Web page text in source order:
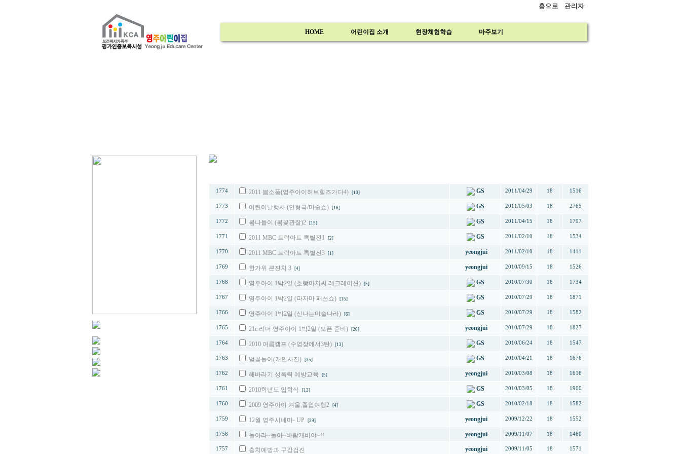
홈으로 관리자
HOME 어린이집 소개 현장체험학습 마주보기
1774 2011 봄소풍(영주아이허브힐즈가다4) [10] GS 2011/04/29 18 1516
1773 어린이날행사 (인형극/마술쇼) [16] GS 2011/05/03 18 2765
1772 봄나들이 (봄꽃관찰)2 [15] GS 2011/04/15 18 1797
1771 2011 MBC 트릭아트 특별전1 [2] GS 2011/02/10 18 1534
1770 2011 MBC 트릭아트 특별전3 [1] yeongjui 2011/02/10 18 1411
1769 한가위 큰잔치 3 [4] yeongjui 2010/09/15 18 1526
1768 영주아이 1박2일 (호빵아저씨 레크레이션) [5] GS 2010/07/30 18 1734
1767 영주아이 1박2일 (파자마 패션쇼) [15] GS 2010/07/29 18 1871
1766 영주아이 1박2일 (신나는미술나라) [6] GS 2010/07/29 18 1582
1765 21c 리더 영주아이 1박2일 (오픈 준비) [20] yeongjui 2010/07/29 18 1827
1764 2010 여름캠프 (수영장에서3탄) [13] GS 2010/06/24 18 1547
1763 벚꽃놀이(개인사진) [35] GS 2010/04/21 18 1676
1762 해바라기 성폭력 예방교육 [5] yeongjui 2010/03/08 18 1616
1761 2010학년도 입학식 [12] GS 2010/03/05 18 1900
1760 2009 영주아이 겨울,졸업여행2 [4] GS 2010/02/18 18 1582
1759 12월 영주시네마- UP [39] yeongjui 2009/12/22 18 1552
1758 돌아라~돌아~바람개비야~!! yeongjui 2009/11/07 18 1460
1757 충치예방과 구강검진 yeongjui 2009/11/05 18 1571